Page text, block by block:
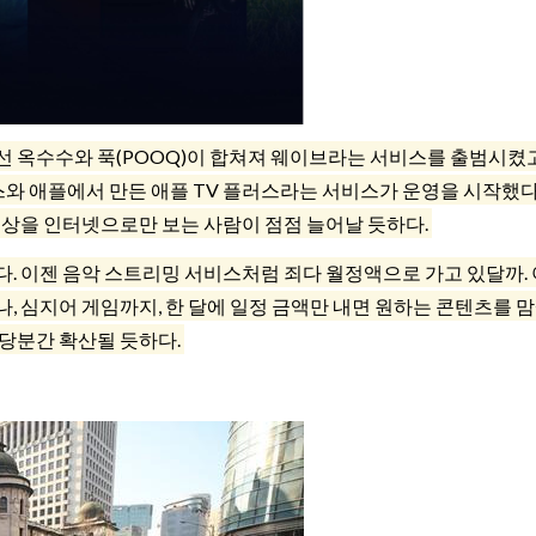
옥수수와 푹(POOQ)이 합쳐져 웨이브라는 서비스를 출범시켰
애플에서 만든 애플 TV 플러스라는 서비스가 운영을 시작했
을 인터넷으로만 보는 사람이 점점 늘어날 듯하다.
이젠 음악 스트리밍 서비스처럼 죄다 월정액으로 가고 있달까.
심지어 게임까지, 한 달에 일정 금액만 내면 원하는 콘텐츠를
분간 확산될 듯하다.